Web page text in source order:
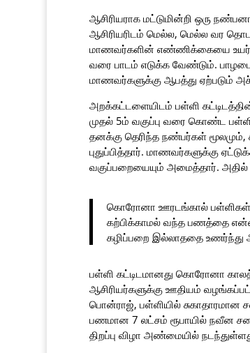
ஆசிரியராக மட்டுமின்றி ஒரு
ஆசிரியரிடம் மெல்ல, மெல்ல வர
மாணவர்களின் எண்ணிக்கையை
வரை பாடம் எடுக்க வேண்டும்.
மாணவர்களுக்கு ஆபத்து ஏற்படும்
அறக்கட்டளையிடம் பள்ளி
முதல் 5ம் வகுப்பு வரை கொண்ட பள்ளி
தனக்கு தெரிந்த நண்பர்கள் மூலமும்,
புதுப்பித்தார். மாணவர்களுக்கு
வகுப்பறையையும் அமைத்தார். அதில்
கொரோனா ஊரடங்கால் பள்ளிகள்
கற்பிக்காமல் வந்த பணத்தை
கழிப்பறை இல்லாததை உணர்ந்து
பள்ளி கட்டிடமானது கொரோனா
ஆசிரியர்களுக்கு ஊதியம்
பொன்ராஜ், பள்ளியில் சுகாதாரமான
பணமான 7 லட்சம் ரூபாயில் நவீன
திறப்பு விழா அண்மையில்